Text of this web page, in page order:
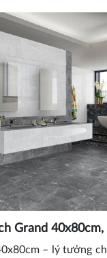
Grand 40x80cm,
– lý tưởng